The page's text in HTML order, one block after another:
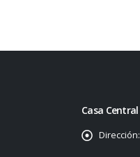
Casa Central
Dirección: